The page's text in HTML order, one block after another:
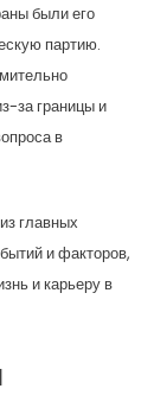
были его
партию.
за границы и
в
главных
и факторов,
и карьеру в